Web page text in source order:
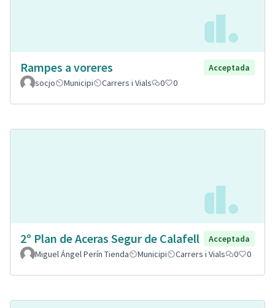
Rampes a voreres
Acceptada
socjo
Municipi Carrers i Vials 0 0
2º Plan de Aceras Segur de Calafell
Acceptada
Miguel Ángel Perín Tienda
Municipi Carrers i Vials 0 0